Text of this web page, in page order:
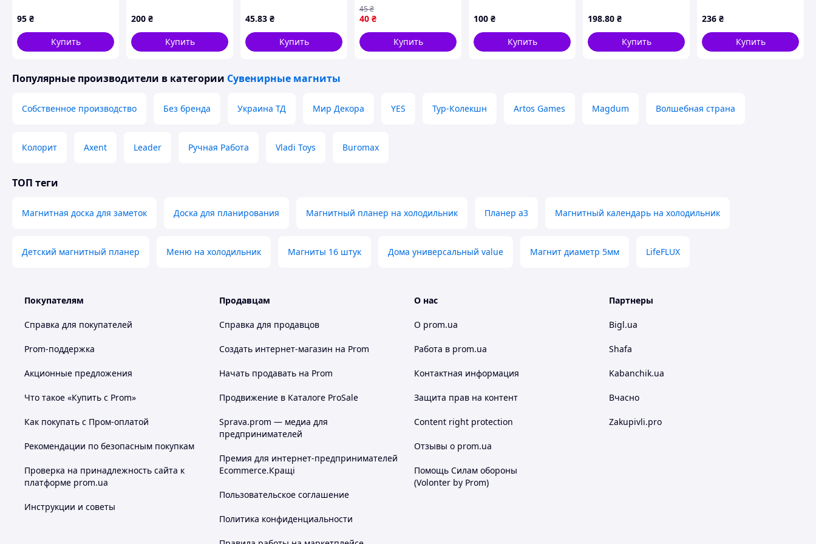
этом чётко планировать каждую неделю. Практичный инструмент для структурированного планирования
без лишнего шума.
Товар в наличии, готов к отправке.
керамический 6×6,5
см – сувенир в форме
вышиванки с
украинской парой
95 ₴
Купить
магнитов
200 ₴
Купить
45.83 ₴
Купить
мм
40 ₴
45₴
Купить
X86H8H4112
100 ₴
Купить
198.80 ₴
Купить
магнитов Vmarket
236 ₴
Купить
Популярные производители в категории Сувенирные магниты
Собственное производство Без бренда Украина ТД Мир Декора YES Тур-Колекшн Artos Games Magdum Волшебная страна
Колорит Axent Leader Ручная Работа Vladi Toys Buromax
ТОП теги
Магнитная доска для заметок Доска для планирования Магнитный планер на холодильник Планер а3 Магнитный календарь на холодильник
Детский магнитный планер Меню на холодильник Магниты 16 штук Дома универсальный value Магнит диаметр 5мм LifeFLUX
Покупателям
Справка для покупателей
Prom-поддержка
Акционные предложения
Что такое «Купить с Prom»
Как покупать с Пром-оплатой
Рекомендации по безопасным покупкам
Проверка на принадлежность сайта к
платформе prom.ua
Инструкции и советы
Продавцам
Справка для продавцов
Создать интернет-магазин на Prom
Начать продавать на Prom
Продвижение в Каталоге ProSale
Sprava.prom — медиа для
предпринимателей
Премия для интернет-предпринимателей
Ecommerce.Кращі
Пользовательское соглашение
Политика конфиденциальности
О нас
О prom.ua
Работа в prom.ua
Контактная информация
Защита прав на контент
Content right protection
Отзывы о prom.ua
Помощь Силам обороны
(Volonter by Prom)
Партнеры
Bigl.ua
Shafa
Kabanchik.ua
Вчасно
Zakupivli.pro